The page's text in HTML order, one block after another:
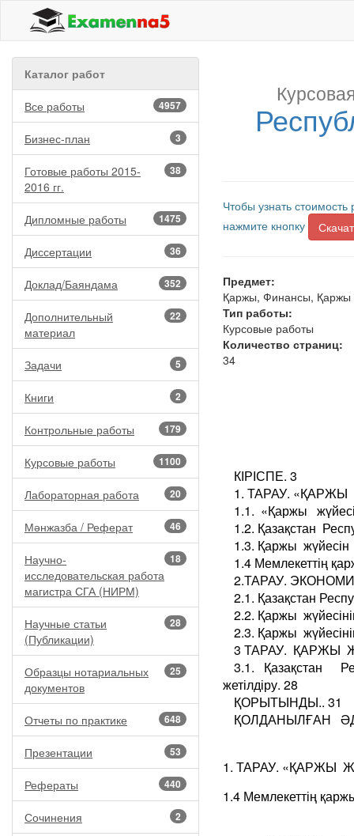
Каталог работ
4957
Все работы
3
Бизнес-план
38
Готовые работы 2015-
2016 гг.
1475
Дипломные работы
36
Диссертации
352
Доклад/Баяндама
22
Дополнительный
материал
5
Задачи
2
Книги
179
Контрольные работы
1100
Курсовые работы
20
Лабораторная работа
46
Мәнжазба / Реферат
18
Научно-
исследовательская работа
магистра СГА (НИРМ)
28
Научные статьи
(Публикации)
25
Образцы нотариальных
документов
648
Отчеты по практике
53
Презентации
440
Рефераты
2
Сочинения
Чтобы узнать
нажмите кнопку
Предмет:
Қаржы, Финансы, Қаржы
Тип работы:
Курсовые работы
Количество страниц:
34
КІРІСПЕ. 3
1. ТАРАУ.
1.1. «Қаржы
1.2. Қазақстан
1.3. Қаржы
1.4 Мемлекеттің
2.ТАРАУ.
2.1. Қазақстан
2.2. Қаржы
2.3. Қаржы
3 ТАРАУ. ҚАРЖЫ
3.1. Қазақстан
жетілдіру. 28
ҚОРЫТЫНДЫ.. 31
ҚОЛДАНЫЛҒАН
1. ТАРАУ. «ҚАРЖЫ
1.4 Мемлекеттің